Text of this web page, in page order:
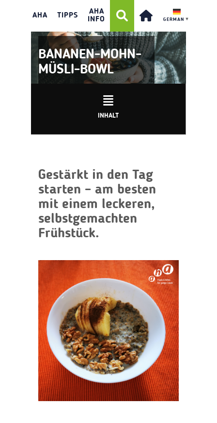
AHA TIPPS
AHA
INFO
GERMAN ▼
BANANEN-MOHN-
MÜSLI-BOWL
INHALT
Gestärkt in den Tag
starten – am besten
mit einem leckeren,
selbstgemachten
Frühstück.